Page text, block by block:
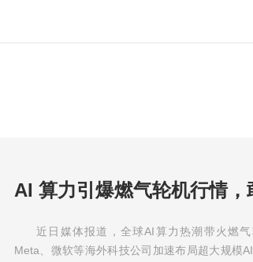
近日媒体报道，全球AI算力热潮带火燃
Meta、微软等海外科技公司加速布局超大规模